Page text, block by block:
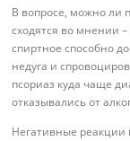
В вопросе, можно ли
сходятся во мнении
спиртное способно
недуга и
псориаз куда чаще
отказывались от
Негативные